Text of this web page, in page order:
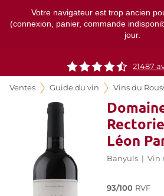
Votre navigateur est trop ancien
(connexion, panier, commande
jour.
21487
Ventes Guide du vin Vins du
Léon
Banyuls | Vin
93/100 RVF